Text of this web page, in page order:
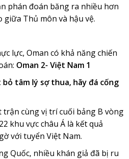
phán đoán băng ra nhiều hơn
Thủ môn và hậu vệ.
lực, Oman có khả năng chiến
Oman 2- Việt Nam 1
bỏ tâm lý sợ thua, hãy đá cống
trận cùng vị trí cuối bảng B vòng
khu vực châu Á là kết quả
với tuyển Việt Nam.
Quốc, nhiều khán giả đã bị ru